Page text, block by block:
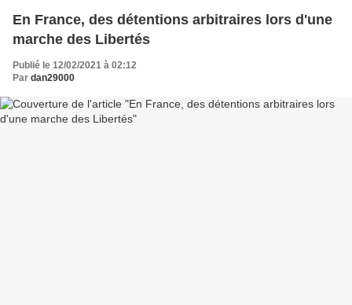
En France, des détentions arbitraires lors d'une
marche des Libertés
Publié le 12/02/2021 à 02:12
Par dan29000